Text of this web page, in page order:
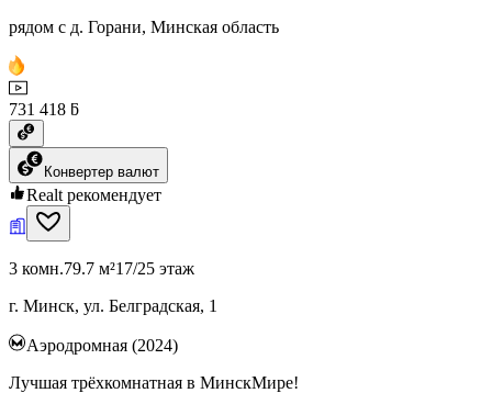
рядом с д. Горани, Минская область
731 418 ƃ
Конвертер валют
Realt рекомендует
3 комн.79.7 м²17/25 этаж
г. Минск, ул. Белградская, 1
Аэродромная (2024)
Лучшая трёхкомнатная в МинскМире!